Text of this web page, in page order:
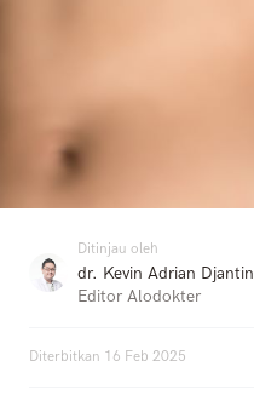
Ditinjau oleh
dr. Kevin Adrian Djantin
Editor Alodokter
Diterbitkan 16 Feb 2025